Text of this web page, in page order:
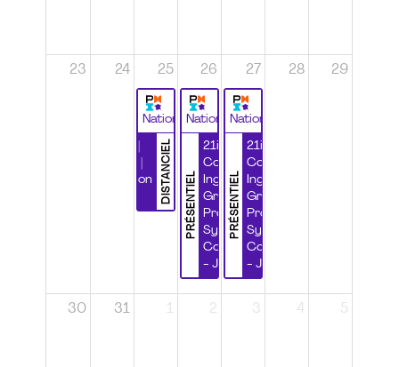
23 24 25
National
DISTANCIEL
Certification
26
National
PRÉSENTIEL
21ième
Congrès
Ingénierie
Grands
Projets et
Systèmes
Complexes
- Jour 1
27
National
PRÉSENTIEL
21ième
Congrès
Ingénierie
Grands
Projets et
Systèmes
Complexes
- Jour 2
28 29
30 31 1 2 3 4 5